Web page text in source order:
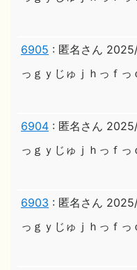
6905 : 匿名さん
っｇｙじゅｊｈっｆっ
6904 : 匿名さん
っｇｙじゅｊｈっｆっ
6903 : 匿名さん
っｇｙじゅｊｈっｆっ